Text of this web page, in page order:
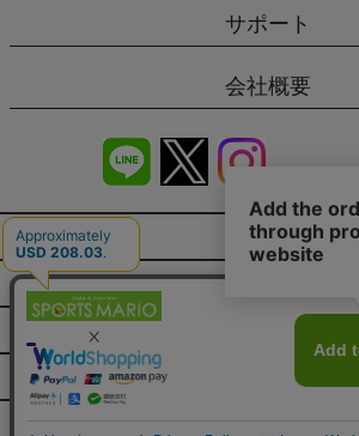
サポート
会社概要
商品レビュー
会社概要（HP）
特定商取引法に基づく表示